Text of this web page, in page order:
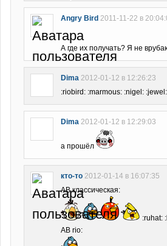
Angry Bird 2011-11-22 в
А где их получать? Я не
Dima 2012-01-12 в 12:26:23
:riobird: :marmous: :nigel:
Dima 2012-01-12 в 12:29:03
а прошёл
кто-то 2012-01-14 в 16:07:35
АВ классическая:
:ruhat:
АВ rio: